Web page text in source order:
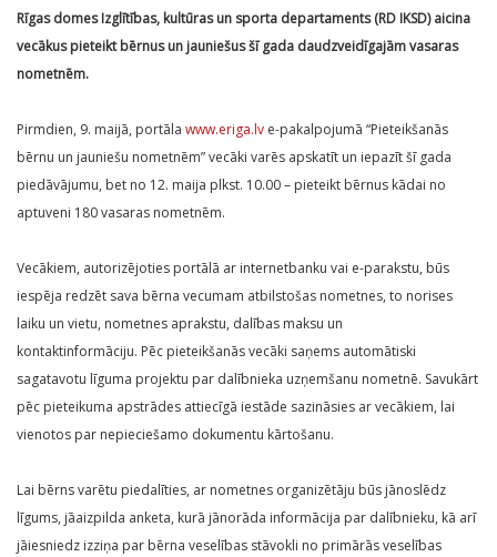
Rīgas domes Izglītības, kultūras un sporta departaments (RD IKSD) aicina
vecākus pieteikt bērnus un jauniešus šī gada daudzveidīgajām vasaras
nometnēm.
Pirmdien, 9. maijā, portāla www.eriga.lv e-pakalpojumā “Pieteikšanās
bērnu un jauniešu nometnēm” vecāki varēs apskatīt un iepazīt šī gada
piedāvājumu, bet no 12. maija plkst. 10.00 – pieteikt bērnus kādai no
aptuveni 180 vasaras nometnēm.
Vecākiem, autorizējoties portālā ar internetbanku vai e-parakstu, būs
iespēja redzēt sava bērna vecumam atbilstošas nometnes, to norises
laiku un vietu, nometnes aprakstu, dalības maksu un
kontaktinformāciju. Pēc pieteikšanās vecāki saņems automātiski
sagatavotu līguma projektu par dalībnieka uzņemšanu nometnē. Savukārt
pēc pieteikuma apstrādes attiecīgā iestāde sazināsies ar vecākiem, lai
vienotos par nepieciešamo dokumentu kārtošanu.
Lai bērns varētu piedalīties, ar nometnes organizētāju būs jānoslēdz
līgums, jāaizpilda anketa, kurā jānorāda informācija par dalībnieku, kā arī
jāiesniedz izziņa par bērna veselības stāvokli no primārās veselības